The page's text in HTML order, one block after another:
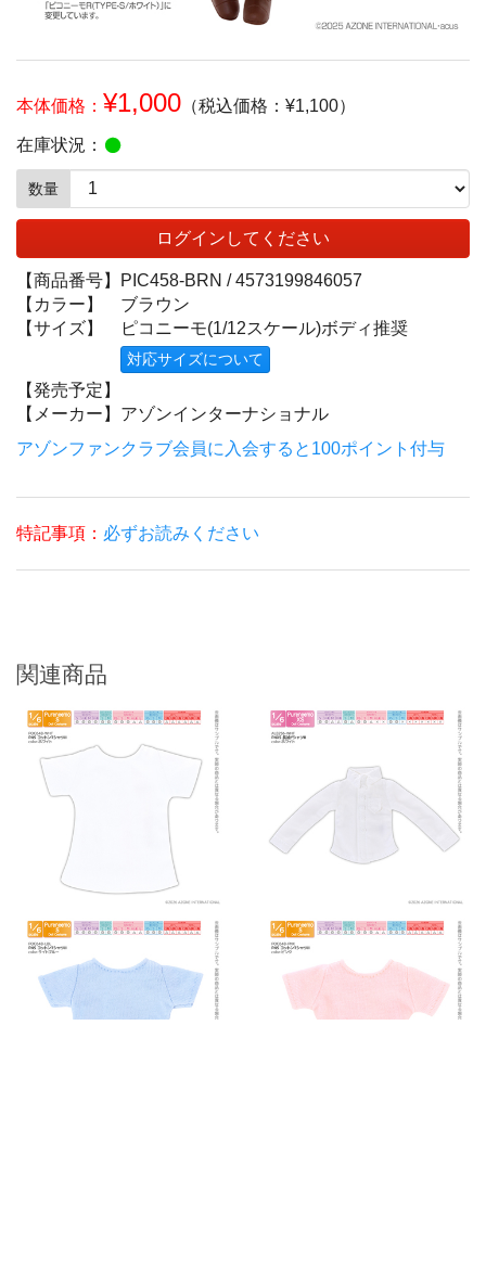
本体価格： ¥1,000 （税込価格：¥1,100）
在庫状況：
数量
ログインしてください
【商品番号】 PIC458-BRN /4573199846057
【カラー】
ブラウン
【サイズ】
ピコニーモ(1/12スケール)ボディ推奨
対応サイズについて
【発売予定】
【メーカー】 アゾンインターナショナル
アゾンファンクラブ会員に入会すると100ポイント付与
特記事項： 必ずお読みください
関連商品